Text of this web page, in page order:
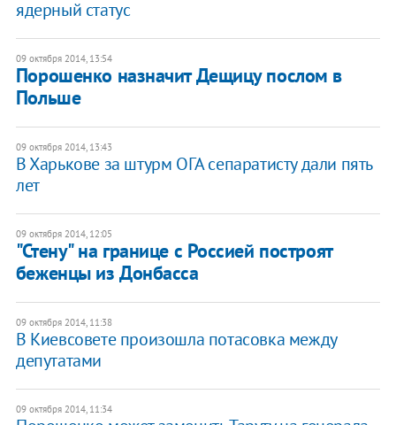
ядерный статус
09 октября 2014, 13:54
Порошенко назначит Дещицу послом в
Польше
09 октября 2014, 13:43
В Харькове за штурм ОГА сепаратисту дали пять
лет
09 октября 2014, 12:05
"Стену" на границе с Россией построят
беженцы из Донбасса
09 октября 2014, 11:38
В Киевсовете произошла потасовка между
депутатами
09 октября 2014, 11:34